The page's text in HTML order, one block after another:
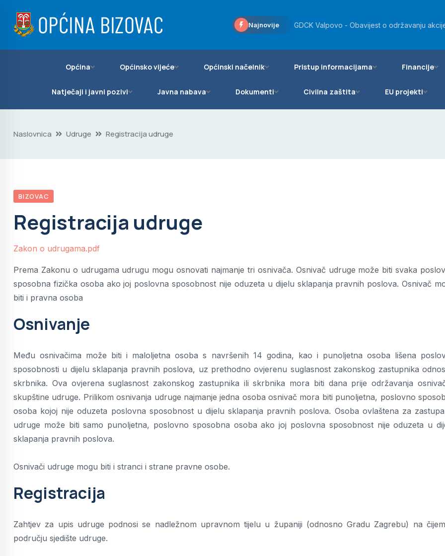
Najnovije GDCK Valpovo - Obavijest o održavanju
Općina Općinsko vijeće Općinski načelnik Pristup informacijama Financije
Natječaji i javni pozivi Javna nabava Dokumenti Civilna zaštita EU projekti
Naslovnica Udruge Registracija udruge
BIZOVAC
Registracija udruge
Zakon o udrugama.pdf
Prema Zakonu o udrugama udrugu mogu osnovati najmanje tri osnivača. Osnivač udruge može biti svaka
sposobna fizička osoba ako joj poslovna sposobnost nije oduzeta u dijelu sklapanja pravnih poslova. Osnivač
biti i pravna osoba
Osnivanje
Među osnivačima može biti i maloljetna osoba s navršenih 14 godina, kao i punoljetna osoba lišena
sposobnosti u dijelu sklapanja pravnih poslova, uz prethodno ovjerenu suglasnost zakonskog zastupnika
skrbnika. Ova ovjerena suglasnost zakonskog zastupnika ili skrbnika mora biti dana prije održavanja
skupštine udruge. Prilikom osnivanja udruge najmanje jedna osoba osnivač mora biti punoljetna, poslovno
osoba kojoj nije oduzeta poslovna sposobnost u dijelu sklapanja pravnih poslova. Osoba ovlaštena za
udruge može biti samo punoljetna, poslovno sposobna osoba ako joj poslovna sposobnost nije oduzeta u
sklapanja pravnih poslova.
Osnivači udruge mogu biti i stranci i strane pravne osobe.
Registracija
Zahtjev za upis udruge podnosi se nadležnom upravnom tijelu u županiji (odnosno Gradu Zagrebu) na
području sjedište udruge.